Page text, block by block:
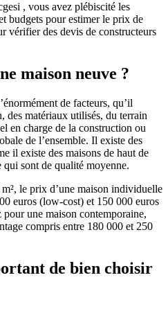
, vous avez plébiscité les
budgets pour estimer le prix de
vérifier des devis de constructeurs
maison neuve ?
de facteurs, qu’il
des matériaux utilisés, du terrain
en charge de la construction ou
de l’ensemble. Il existe des
il existe des maisons de haut de
sont de qualité moyenne.
le prix d’une maison individuelle
euros (low-cost) et 150 000 euros
une maison contemporaine,
compris entre 180 000 et 250
de bien choisir